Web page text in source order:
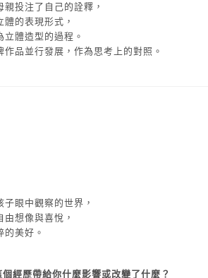
投注了自己的詮釋，
的表現形式，
體造型的過程。
品並行發展，作為思考上的對照。
眼中觀察的世界，
想像與喜悅，
美好。
經歷帶給你什麼影響或改變了什麼？